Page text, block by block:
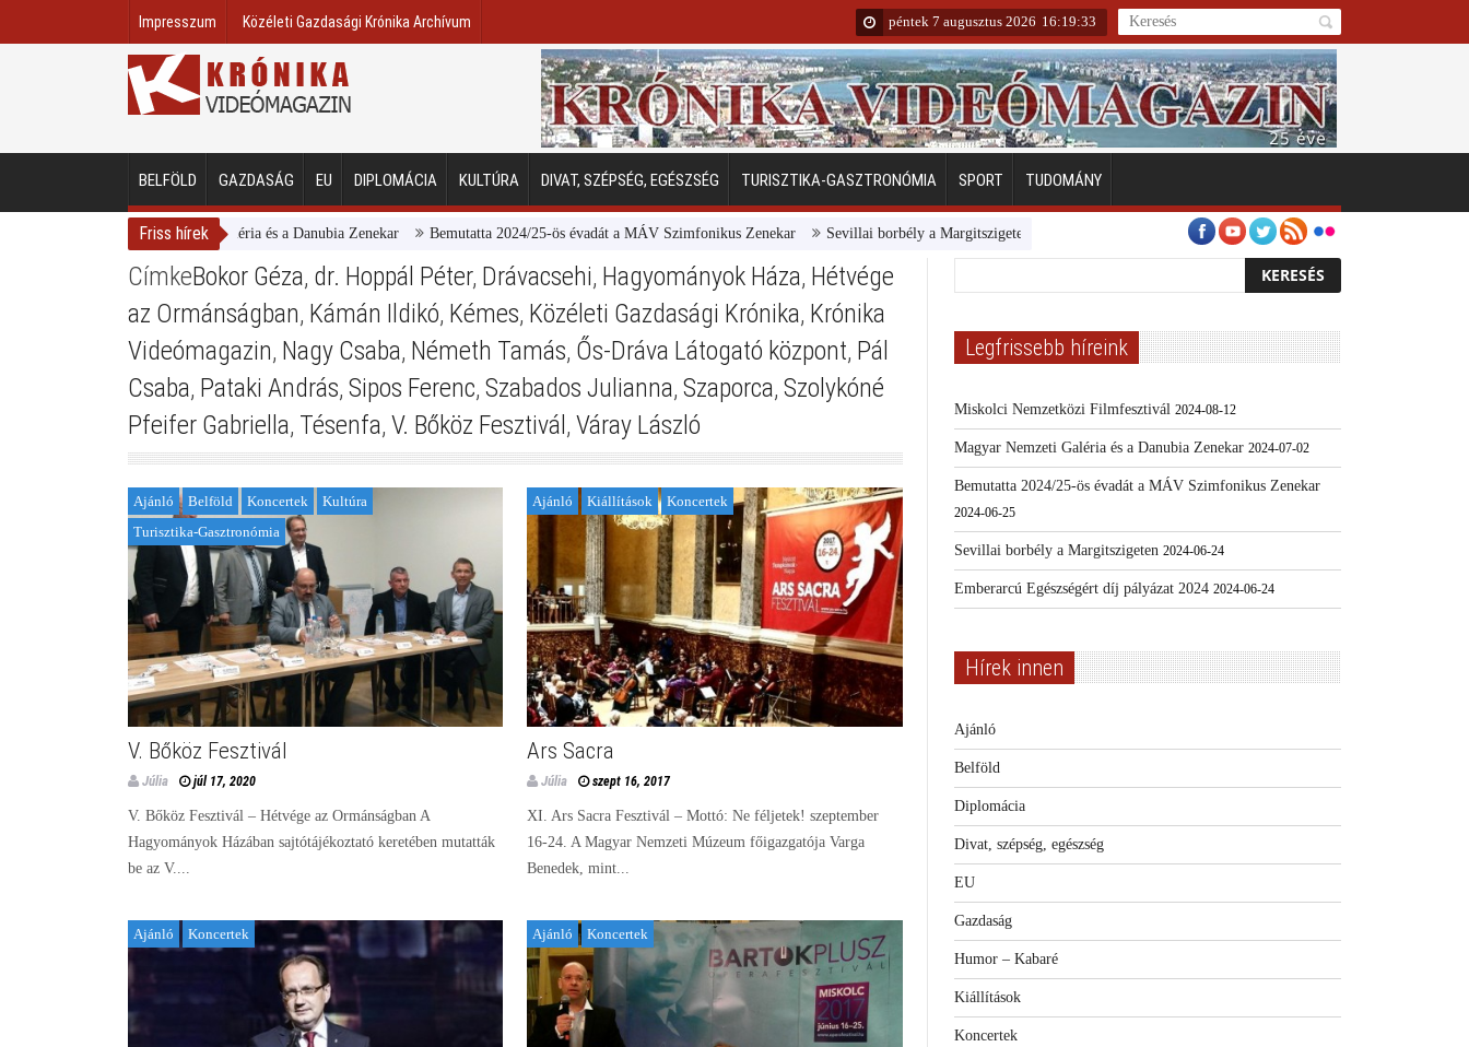
Impresszum Közéleti Gazdasági Krónika Archívum péntek 7 augusztus 2026 16:19:34
BELFÖLD GAZDASÁG EU DIPLOMÁCIA KULTÚRA DIVAT, SZÉPSÉG, EGÉSZSÉG TURISZTIKA-GASZTRONÓMIA SPORT TUDOMÁNY
Friss hírek
Magyar Nemzeti Galéria és a Danubia Zenekar Bemutatta 2024/25-ös évadát a MÁV Szimfonikus Zenekar Sevillai borbély a Margitszigeten Emberarcú Egészségért díj pályázat 2024 Kertész/Kópiák
CímkeBokor Géza, dr. Hoppál Péter, Drávacsehi, Hagyományok Háza, Hétvége
az Ormánságban, Kámán Ildikó, Kémes, Közéleti Gazdasági Krónika, Krónika
Videómagazin, Nagy Csaba, Németh Tamás, Ős-Dráva Látogató központ, Pál
Csaba, Pataki András, Sipos Ferenc, Szabados Julianna, Szaporca, Szolykóné
Pfeifer Gabriella, Tésenfa, V. Bőköz Fesztivál , Váray László
Ajánló Belföld Koncertek
Kultúra
Turisztika-Gasztronómia
V. Bőköz Fesztivál
Júlia júl 17, 2020
V. Bőköz Fesztivál – Hétvége az Ormánságban A
Hagyományok Házában sajtótájékoztató keretében mutatták
be az V....
Ajánló Kiállítások Koncertek
Ars Sacra
Júlia szept 16, 2017
XI. Ars Sacra Fesztivál – Mottó: Ne féljetek! szeptember
16-24. A Magyar Nemzeti Múzeum főigazgatója Varga
Benedek, mint...
Ajánló Koncertek Ajánló Koncertek
Legfrissebb híreink
Miskolci Nemzetközi Filmfesztivál 2024-08-12
Magyar Nemzeti Galéria és a Danubia Zenekar 2024-07-02
Bemutatta 2024/25-ös évadát a MÁV Szimfonikus Zenekar
2024-06-25
Sevillai borbély a Margitszigeten 2024-06-24
Emberarcú Egészségért díj pályázat 2024 2024-06-24
Hírek innen
Ajánló
Belföld
Diplomácia
Divat, szépség, egészség
EU
Gazdaság
Humor – Kabaré
Kiállítások
Koncertek